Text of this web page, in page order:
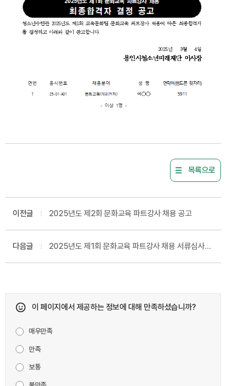
목록으로
이전글 2025년도 제2회 문화교육 파트강사 채용 공고
다음글
2025년도 제1회 문화교육 파트강사 채용 서류심사
이 페이지에서 제공하는 정보에 대해 만족하셨습니까?
매우만족
만족
보통